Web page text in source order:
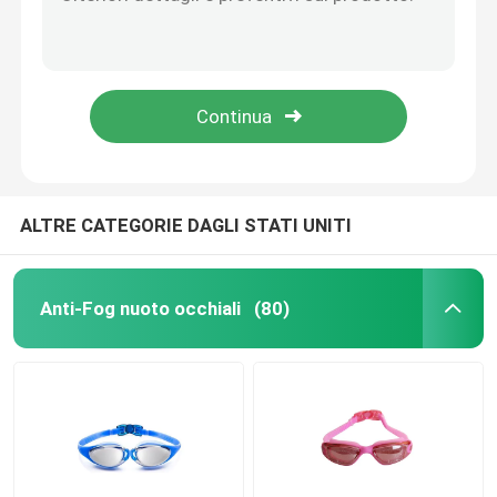
cappuccio impermeabile di nuotata
Occhiali di protezione tattici militari
ALTRE CATEGORIE DAGLI STATI UNITI
Anti-Fog nuoto occhiali (80)